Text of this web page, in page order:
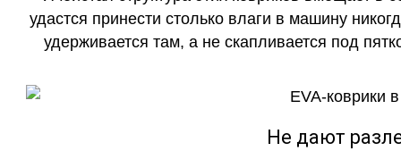
удастся принести столько влаги в машину
удерживается там, а не скапливается под
Не дают